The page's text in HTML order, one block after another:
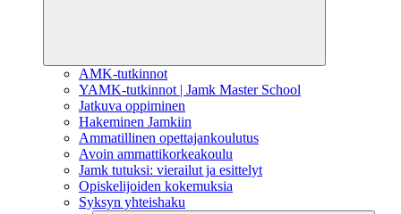
AMK-tutkinnot
YAMK-tutkinnot | Jamk Master School
Jatkuva oppiminen
Hakeminen Jamkiin
Ammatillinen opettajankoulutus
Avoin ammattikorkeakoulu
Jamk tutuksi: vierailut ja esittelyt
Opiskelijoiden kokemuksia
Syksyn yhteishaku